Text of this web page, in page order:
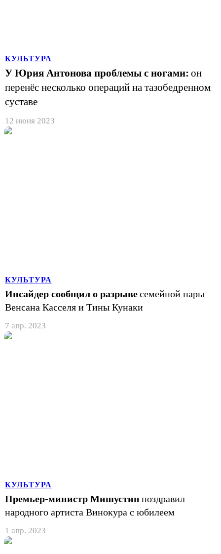
КУЛЬТУРА
У Юрия Антонова проблемы с ногами: он
перенёс несколько операций на тазобедренном
суставе
12 июня 2023
КУЛЬТУРА
Инсайдер сообщил о разрывесемейной пары
Венсана Касселя и Тины Кунаки
7 апр. 2023
КУЛЬТУРА
Премьер-министр Мишустин поздравил
народного артиста Винокура с юбилеем
1 апр. 2023